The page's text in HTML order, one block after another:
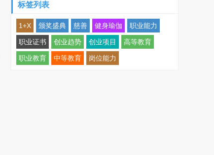
标签列表
1+X 颁奖盛典 慈善 健身瑜伽 职业能力
职业证书 创业趋势 创业项目 高等教育
职业教育 中等教育 岗位能力